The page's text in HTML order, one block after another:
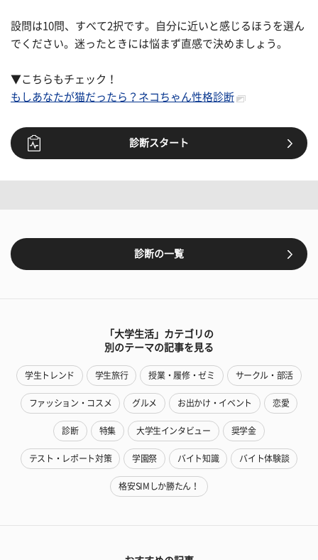
設問は10問、すべて2択です。自分に近いと感じるほうを選ん
でください。迷ったときには悩まず直感で決めましょう。
▼こちらもチェック！
もしあなたが猫だったら？ネコちゃん性格診断
診断スタート
診断の一覧
「大学生活」カテゴリの
別のテーマの記事を見る
学生トレンド 学生旅行 授業・履修・ゼミ サークル・部活
ファッション・コスメ グルメ お出かけ・イベント 恋愛
診断 特集 大学生インタビュー 奨学金
テスト・レポート対策 学園祭 バイト知識 バイト体験談
格安SIMしか勝たん！